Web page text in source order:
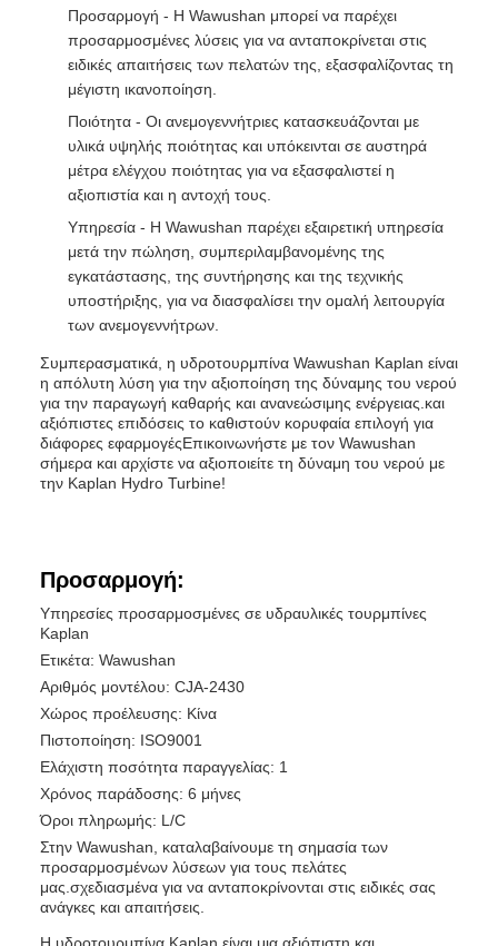
Προσαρμογή - Η Wawushan μπορεί να παρέχει
προσαρμοσμένες λύσεις για να ανταποκρίνεται στις
ειδικές απαιτήσεις των πελατών της, εξασφαλίζοντας τη
μέγιστη ικανοποίηση.
Ποιότητα - Οι ανεμογεννήτριες κατασκευάζονται με
υλικά υψηλής ποιότητας και υπόκεινται σε αυστηρά
μέτρα ελέγχου ποιότητας για να εξασφαλιστεί η
αξιοπιστία και η αντοχή τους.
Υπηρεσία - Η Wawushan παρέχει εξαιρετική υπηρεσία
μετά την πώληση, συμπεριλαμβανομένης της
εγκατάστασης, της συντήρησης και της τεχνικής
υποστήριξης, για να διασφαλίσει την ομαλή λειτουργία
των ανεμογεννήτρων.
Συμπερασματικά, η υδροτουρμπίνα Wawushan Kaplan είναι
η απόλυτη λύση για την αξιοποίηση της δύναμης του νερού
για την παραγωγή καθαρής και ανανεώσιμης ενέργειας.και
αξιόπιστες επιδόσεις το καθιστούν κορυφαία επιλογή για
διάφορες εφαρμογέςΕπικοινωνήστε με τον Wawushan
σήμερα και αρχίστε να αξιοποιείτε τη δύναμη του νερού με
την Kaplan Hydro Turbine!
Προσαρμογή:
Υπηρεσίες προσαρμοσμένες σε υδραυλικές τουρμπίνες
Kaplan
Ετικέτα: Wawushan
Αριθμός μοντέλου: CJA-2430
Χώρος προέλευσης: Κίνα
Πιστοποίηση: ISO9001
Ελάχιστη ποσότητα παραγγελίας: 1
Χρόνος παράδοσης: 6 μήνες
Όροι πληρωμής: L/C
Στην Wawushan, καταλαβαίνουμε τη σημασία των
προσαρμοσμένων λύσεων για τους πελάτες
μας.σχεδιασμένα για να ανταποκρίνονται στις ειδικές σας
ανάγκες και απαιτήσεις.